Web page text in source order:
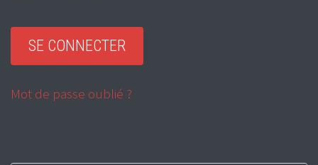
Mot de passe oublié ?